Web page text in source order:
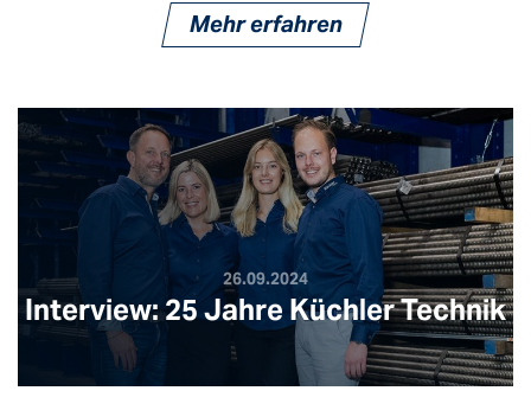
Mehr erfahren
26.09.2024
Interview: 25 Jahre Küchler Technik